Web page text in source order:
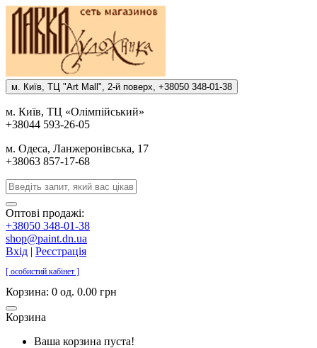
м. Киïв, ТЦ "Art Mall", 2-й поверх, +38050 348-01-38
м. Киïв, ТЦ «Олiмпiйський»
+38044 593-26-05
м. Одеса, Ланжеронiвська, 17
+38063 857-17-68
Оптові продажі:
+38050 348-01-38
shop@paint.dn.ua
Вхід | Реєстрація
[ особистий кабінет ]
Корзина: 0 од. 0.00 грн
Корзина
Ваша корзина пуста!